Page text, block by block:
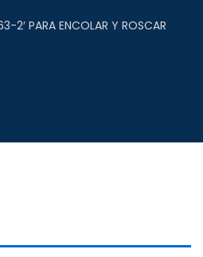
2′ PARA ENCOLAR Y ROSCAR